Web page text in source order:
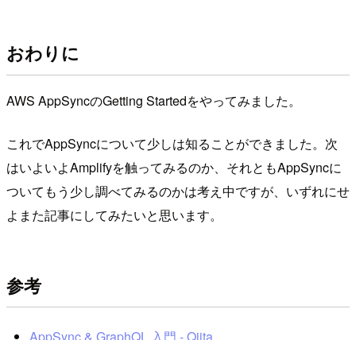
おわりに
AWS AppSyncのGetting Startedをやってみました。
これでAppSyncについて少しは知ることができました。次
はいよいよAmplifyを触ってみるのか、それともAppSyncに
ついてもう少し調べてみるのかは考え中ですが、いずれにせ
よまた記事にしてみたいと思います。
参考
AppSync & GraphQL 入門 - Qiita